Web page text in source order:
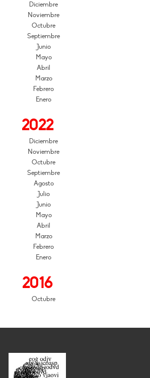
Diciembre
Noviembre
Octubre
Septiembre
Junio
Mayo
Abril
Marzo
Febrero
Enero
2022
Diciembre
Noviembre
Octubre
Septiembre
Agosto
Julio
Junio
Mayo
Abril
Marzo
Febrero
Enero
2016
Octubre